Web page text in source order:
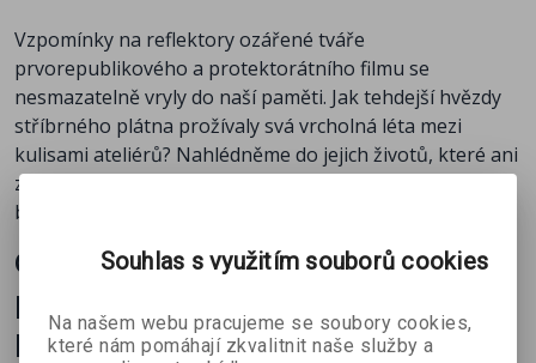
Marie Norrová
Marie Rosůlková
Martin Frič
Míla Pačová
Miloš Nedbal
Rudolf Deyl ml.
Rudolf Hrušinský
Stanislav Neumann
Vzpomínky na reflektory ozářené tváře
prvorepublikového a protektorátního filmu se
nesmazatelně vryly do naší paměti. Jak tehdejší hvězdy
stříbrného plátna prožívaly svá vrcholná léta mezi
kulisami ateliérů? Nahlédněme do jejich životů, které ani
zdaleka nekončily poslední filmovou klapkou. Kamera
běží, začínáme!
Osudy dalších 45 ikon
prvorepublikového i
protektorátního filmu:
Souhlas s využitím souborů cookies
Na našem webu pracujeme se soubory cookies,
které nám pomáhají zkvalitnit naše služby a